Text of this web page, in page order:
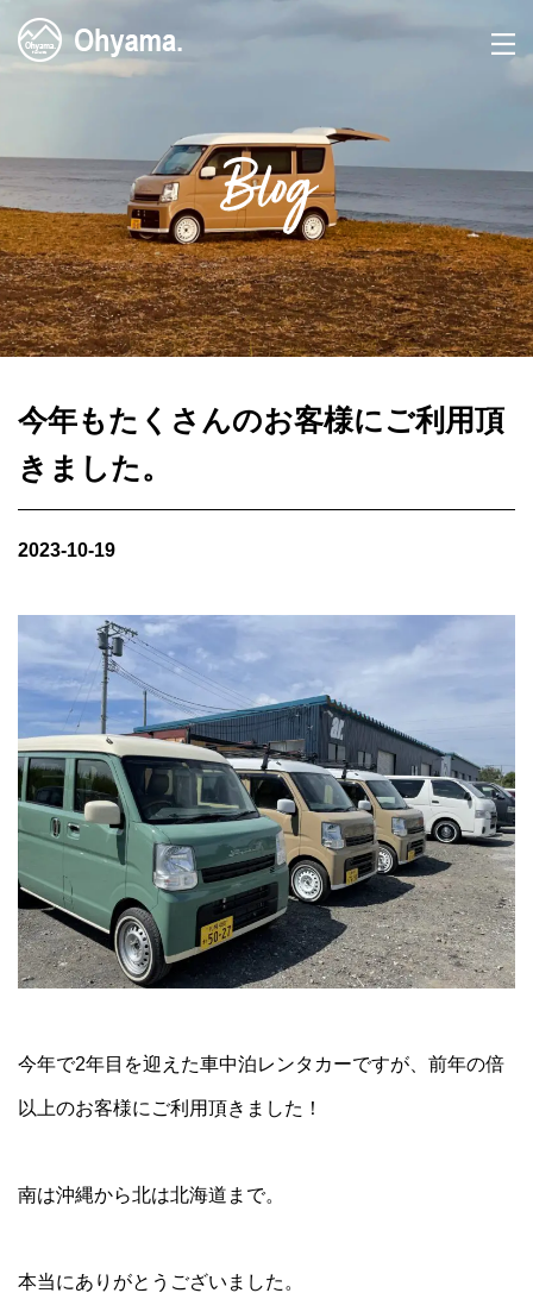
Blog
今年もたくさんのお客様にご利用頂
きました。
2023-10-19
今年で2年目を迎えた車中泊レンタカーですが、前年の倍
以上のお客様にご利用頂きました！
南は沖縄から北は北海道まで。
本当にありがとうございました。